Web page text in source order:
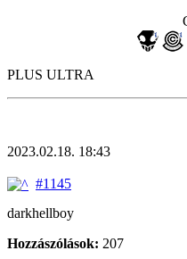
PLUS ULTRA
2023.02.18. 18:43
#1145
darkhellboy
Hozzászólások: 207